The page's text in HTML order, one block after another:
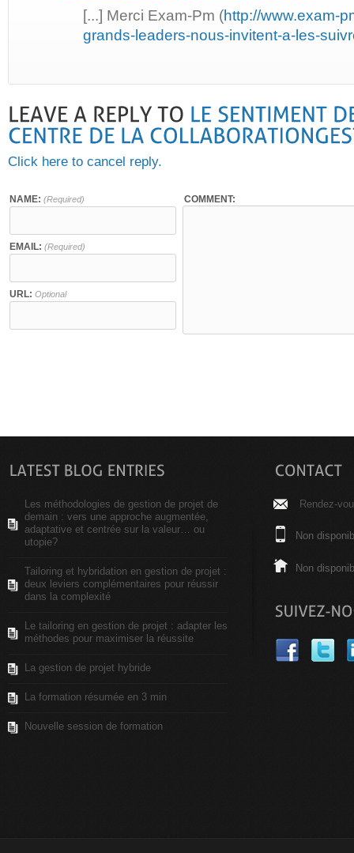
[...] Merci Exam-Pm (http://www.exam-
grands-leaders-nous-invitent-a-les-
Click here to cancel reply.
NAME: (Required)
EMAIL: (Required)
URL: Optional
COMMENT:
Les méthodologies de gestion de projet de
demain : vers une approche augmentée,
adaptative et centrée sur la valeur… ou
utopie?
Tailoring et hybridation en gestion de projet :
deux leviers complémentaires pour réussir
dans la complexité
Le tailoring en gestion de projet : adapter les
méthodes pour maximiser la réussite
La gestion de projet hybride
La formation résumée en 3 min
Nouvelle session de formation
Rendez-
Non
Non